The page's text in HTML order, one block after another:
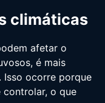
climáticas
afetar o
é mais
Isso ocorre porque
o que